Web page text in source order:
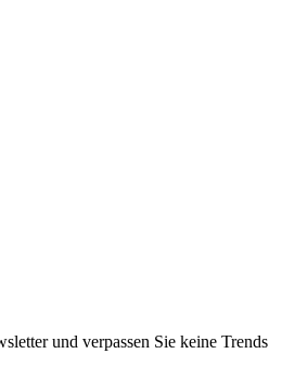
und verpassen Sie keine Trends